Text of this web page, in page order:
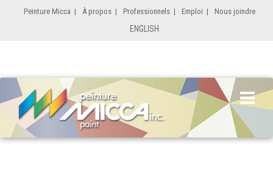
Peinture Micca | À propos | Professionnels | Emploi | Nous joindre
ENGLISH